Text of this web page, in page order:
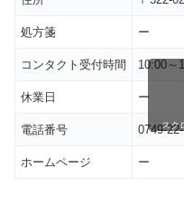
処方箋 ー
コンタクト受付時間 10:00～
休業日 ー
電話番号 0749-
ホームページ ー
スク